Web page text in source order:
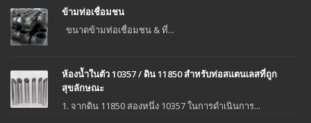
ข้ามท่อเชื่อมชน
ขนาดข้ามท่อเชื่อมชน & ที่...
ห้องน้ำในตัว 10357 / ดิน 11850 สำหรับท่อสแตนเลสที่ถูก
สุขลักษณะ
1. จากดิน 11850 สองหนึ่ง 10357 ในการดำเนินการ...